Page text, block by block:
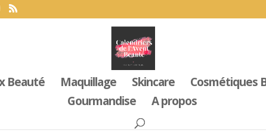
Beauté Maquillage Skincare
Cosmétiques
Gourmandise
A propos